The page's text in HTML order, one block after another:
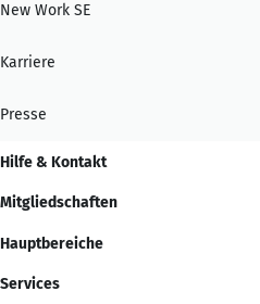
New Work SE
Karriere
Presse
Hilfe & Kontakt
Mitgliedschaften
Hauptbereiche
Services